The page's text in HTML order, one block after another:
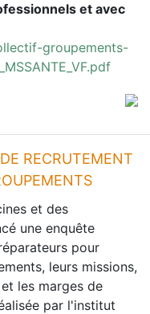
et avec
groupements-
RECRUTEMENT
et des
une enquête
pour
leurs missions,
les marges de
par l'institut